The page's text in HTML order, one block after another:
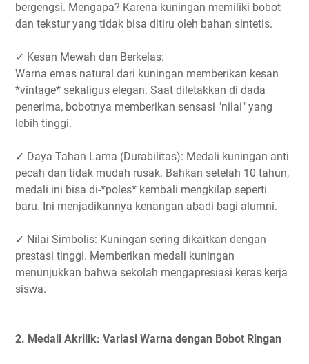
bergengsi. Mengapa? Karena kuningan memiliki bobot
dan tekstur yang tidak bisa ditiru oleh bahan sintetis.
✓ Kesan Mewah dan Berkelas:
Warna emas natural dari kuningan memberikan kesan
*vintage* sekaligus elegan. Saat diletakkan di dada
penerima, bobotnya memberikan sensasi "nilai" yang
lebih tinggi.
✓ Daya Tahan Lama (Durabilitas): Medali kuningan anti
pecah dan tidak mudah rusak. Bahkan setelah 10 tahun,
medali ini bisa di-*poles* kembali mengkilap seperti
baru. Ini menjadikannya kenangan abadi bagi alumni.
✓ Nilai Simbolis: Kuningan sering dikaitkan dengan
prestasi tinggi. Memberikan medali kuningan
menunjukkan bahwa sekolah mengapresiasi keras kerja
siswa.
2. Medali Akrilik: Variasi Warna dengan Bobot Ringan